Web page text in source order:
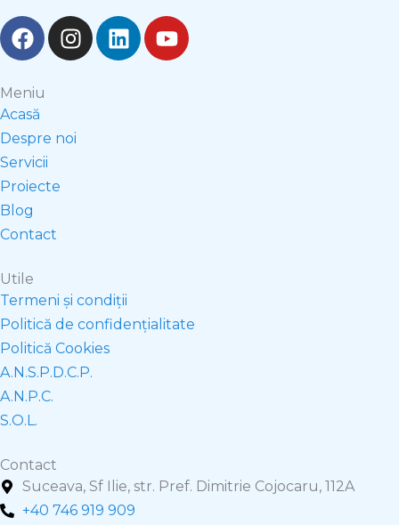
F
a
e
b
o
o
k
I
n
g
L
i
Y
o
Meniu
Acasă
Despre noi
Servicii
Proiecte
Blog
Contact
Utile
Termeni și condiții
Politică de confidențialitate
Politică Cookies
A.N.S.P.D.C.P.
A.N.P.C.
S.O.L.
Contact
Suceava, Sf Ilie, str. Pref. Dimitrie Cojocaru, 112A
+40 746 919 909